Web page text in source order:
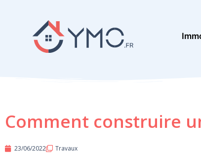
Comment construire
23/06/2022 Travaux